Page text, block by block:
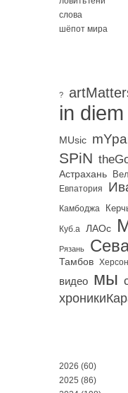
слова
шёпот мира
?
in
MUsic
SPiN
Астрахань
Евпатория
Камбоджа
Куб.а ЛАОс
Рязань
Тамбов Херсон
видео мы
2026 (60)
2025 (86)